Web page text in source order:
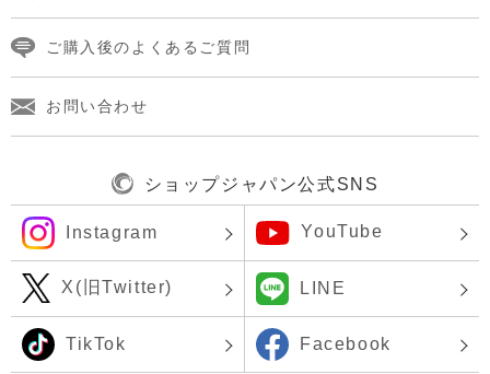
ご購入後のよくあるご質問
お問い合わせ
ショップジャパン公式SNS
Instagram YouTube
X(旧Twitter) LINE
TikTok Facebook